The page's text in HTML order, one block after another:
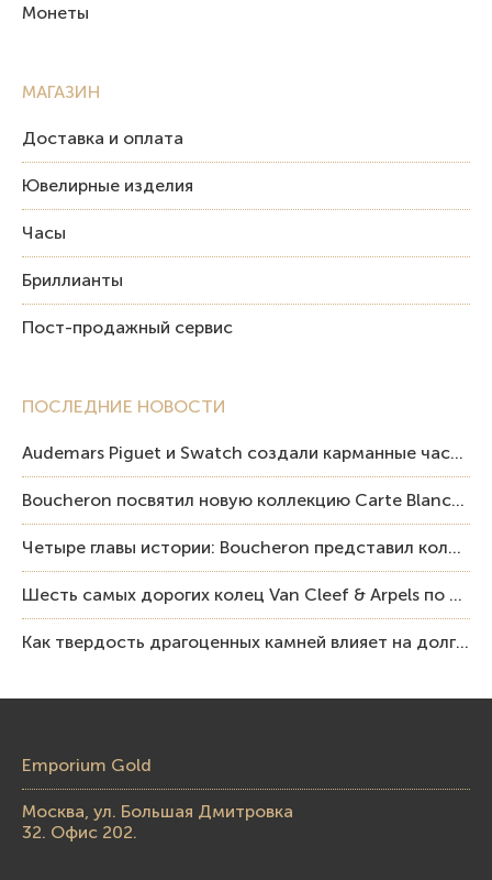
Монеты
ПОСЛЕДНИЕ НОВОСТИ
Audemars Piguet и Swatch создали карманные часы в эстетике Royal Oak и Pop Art
Boucheron посвятил новую коллекцию Carte Blanche Human Being человеку и силе мастерства
Четыре главы истории: Boucheron представил коллекцию «Nom: Boucheron, Prénom: Frédéric»
Шесть самых дорогих колец Van Cleef & Arpels по итогам аукционов Sotheby’s
Как твердость драгоценных камней влияет на долговечность ювелирных изделий
МАГАЗИН
Доставка и оплата
Ювелирные изделия
Часы
Бриллианты
Пост-продажный сервис
Emporium Gold
Москва, ул. Большая Дмитровка
32. Офис 202.